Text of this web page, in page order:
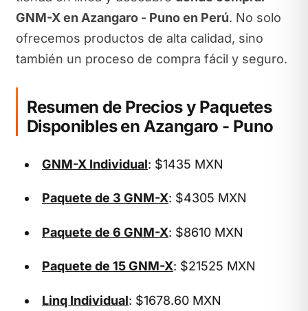
GNM-X en Azangaro - Puno en Perú. No solo
ofrecemos productos de alta calidad, sino
también un proceso de compra fácil y seguro.
Resumen de Precios y Paquetes
Disponibles en Azangaro - Puno
GNM-X Individual: $1435 MXN
Paquete de 3 GNM-X: $4305 MXN
Paquete de 6 GNM-X: $8610 MXN
Paquete de 15 GNM-X: $21525 MXN
Linq Individual: $1678.60 MXN